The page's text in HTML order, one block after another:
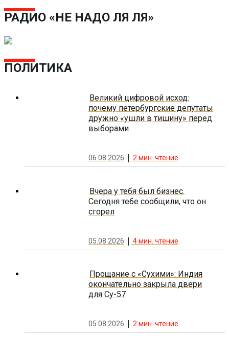
РАДИО «НЕ НАДО ЛЯ ЛЯ»
ПОЛИТИКА
Великий цифровой исход:
почему петербургские депутаты
дружно «ушли в тишину» перед
выборами
06.08.2026 2мин. чтение
Вчера у тебя был бизнес.
Сегодня тебе сообщили, что он
сгорел
05.08.2026 4мин. чтение
Прощание с «Сухими»: Индия
окончательно закрыла двери
для Су-57
05.08.2026 2мин. чтение